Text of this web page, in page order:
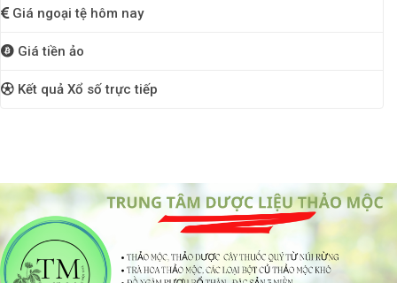
Giá ngoại tệ hôm nay
Giá tiền ảo
Kết quả Xổ số trực tiếp